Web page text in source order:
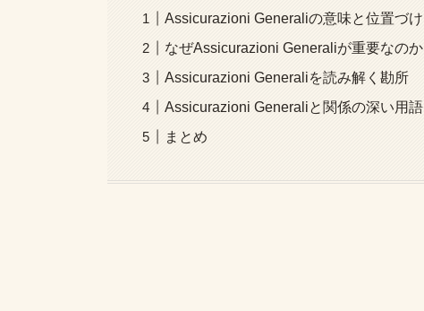
Assicurazioni Generaliの意味と位置づけ
なぜAssicurazioni Generaliが重要なのか
Assicurazioni Generaliを読み解く勘所
Assicurazioni Generaliと関係の深い用語
まとめ